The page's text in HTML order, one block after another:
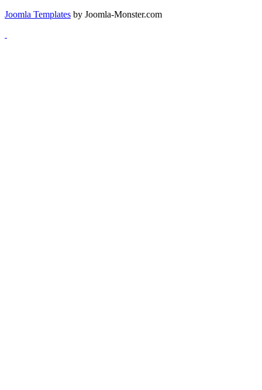
Joomla Templates by Joomla-Monster.com